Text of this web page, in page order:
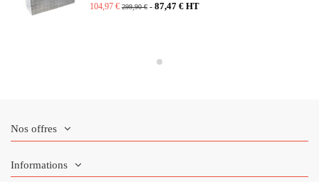
104,97 € 299,90 € - 87,47 € HT
Nos offres
Informations